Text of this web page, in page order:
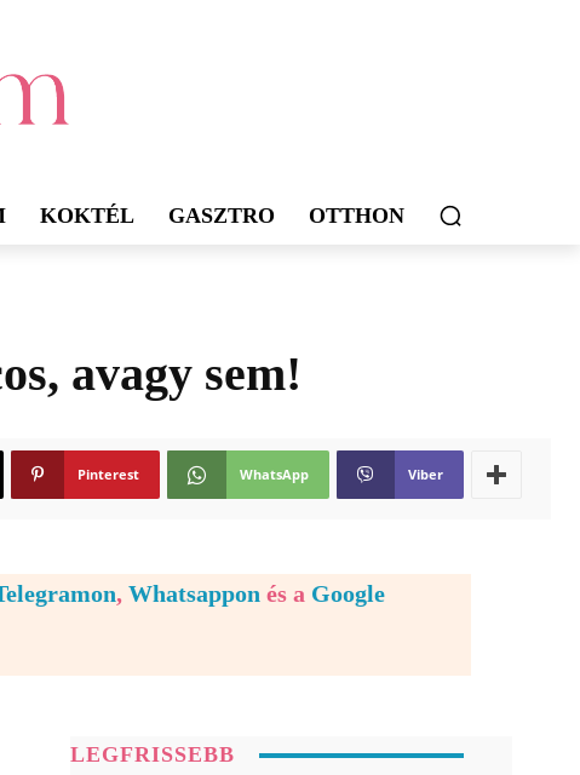
KOKTÉL GASZTRO OTTHON
avagy sem!
Pinterest WhatsApp Viber
, Whatsappon és a Google
LEGFRISSEBB